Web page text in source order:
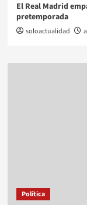
El Real Madrid
pretemporada
soloactualidad
Política